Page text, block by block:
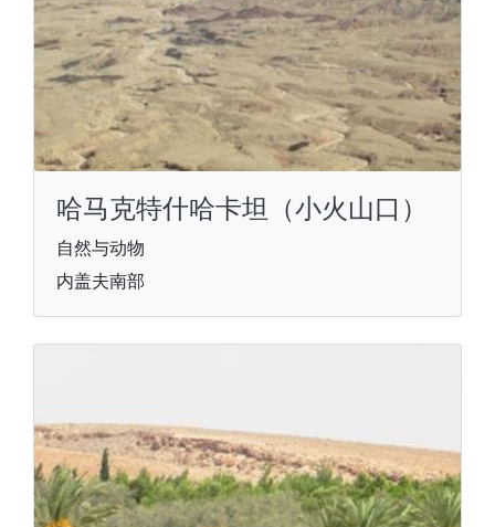
哈马克特什哈卡坦（小火山口）
自然与动物
内盖夫南部